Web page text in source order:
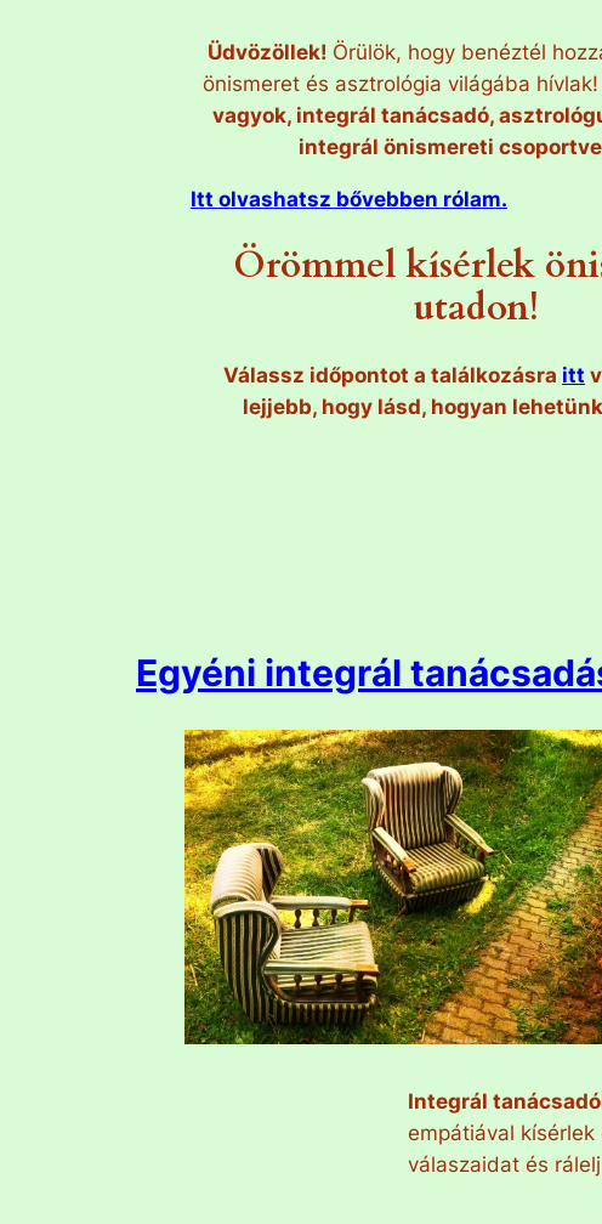
Üdvözöllek! Örülök, hogy benéztél
önismeret és asztrológia világába hívlak!
vagyok, integrál tanácsadó,
integrál önismereti
Itt olvashatsz bővebben rólam.
Örömmel kísérlek
utadon!
Válassz időpontot a találkozásra itt
lejjebb, hogy lásd, hogyan
Egyéni integrál
Integrál
empátiával
válaszaidat és